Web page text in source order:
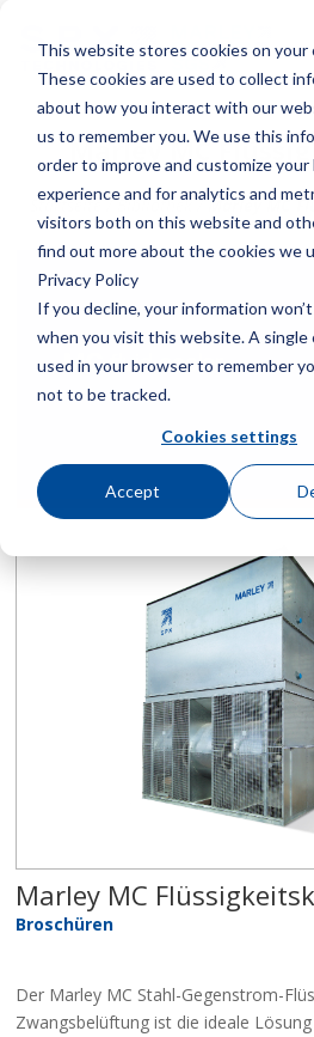
This website stores cookies on your
These cookies are used to collect
about how you interact with our
us to remember you. We use this
order to improve and customize
experience and for analytics and
visitors both on this website and
find out more about the cookies we
Privacy Policy
If you decline, your information
when you visit this website. A single
used in your browser to remember
not to be tracked.
Cookies settings
Accept
Marley MC
Startseite / Bibliothek /Marley MC
Marley MC
Broschüren
Der Marley MC Stahl-Gegenstrom-
Zwangsbelüftung ist die ideale